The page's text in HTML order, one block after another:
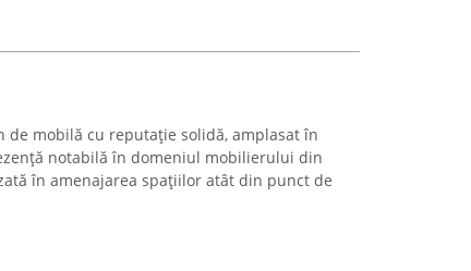
de mobilă cu reputație solidă, amplasat în
notabilă în domeniul mobilierului din
în amenajarea spațiilor atât din punct de